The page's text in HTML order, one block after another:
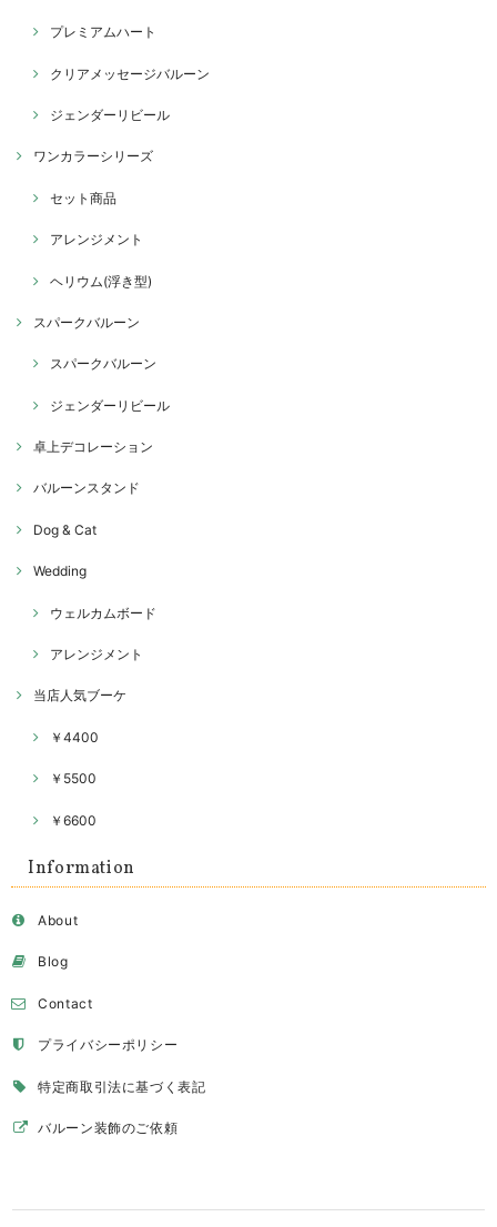
プレミアムハート
クリアメッセージバルーン
ジェンダーリビール
ワンカラーシリーズ
セット商品
アレンジメント
ヘリウム(浮き型)
スパークバルーン
スパークバルーン
ジェンダーリビール
卓上デコレーション
バルーンスタンド
Dog & Cat
Wedding
ウェルカムボード
アレンジメント
当店人気ブーケ
￥4400
￥5500
￥6600
Information
About
Blog
Contact
プライバシーポリシー
特定商取引法に基づく表記
バルーン装飾のご依頼